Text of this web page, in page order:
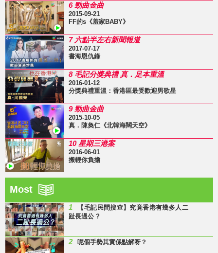
6 勁曲金曲
2015-09-21
FF的s《羞家BABY》
7 六點半左右新聞報道
2017-07-17
書海恩仇錄
8 毛記分獎典禮 真．足本重溫
2016-01-12
分獎典禮重溫：香港區最受歡迎男歌星
9 勁曲金曲
2015-10-05
真．陳奐仁《北韓海闊天空》
10 星期三港案
2016-06-01
搬輕你負擔
Most
1
【毛記民間搜查】究竟香港有幾多人二
趾長過公 ?
2 呢個手勢其實係點解呀？